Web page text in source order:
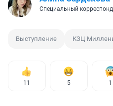
Специальный
Выступление КЗЦ
11 5 1